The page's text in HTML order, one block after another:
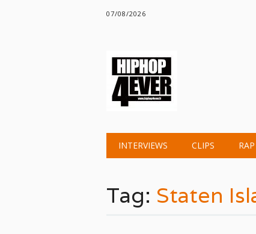
07/08/2026
Main menu
INTERVIEWS CLIPS
Tag: Staten